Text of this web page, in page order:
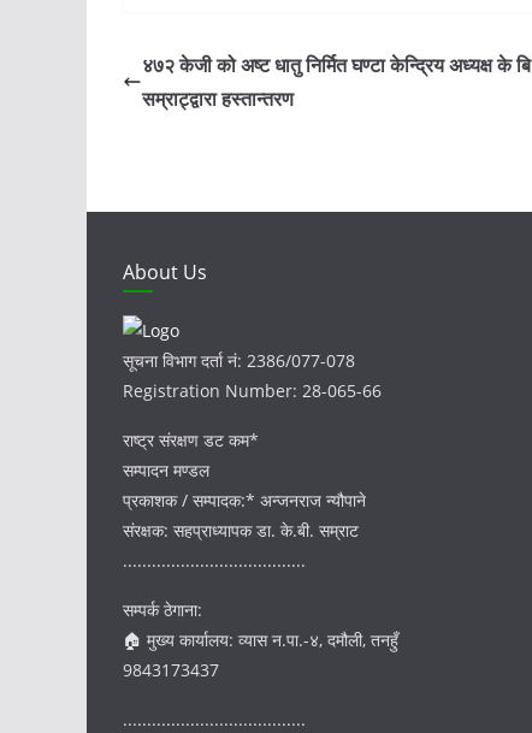
४७२ केजी को अष्ट धातु निर्मित घण्टा केन्द्रिय अध्यक्ष के बि
सम्राट्द्वारा हस्तान्तरण
About Us
सूचना विभाग दर्ता नं: 2386/077-078
Registration Number: 28-065-66
राष्ट्र संरक्षण डट कम*
सम्पादन मण्डल
प्रकाशक / सम्पादक:* अन्जनराज न्यौपाने
संरक्षक: सहप्राध्यापक डा. के.बी. सम्राट
......................................
सम्पर्क ठेगाना:
🏠 मुख्य कार्यालय: व्यास न.पा.-४, दमौली, तनहुँ
9843173437
......................................